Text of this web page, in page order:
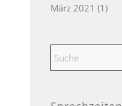
März 2021 (1)